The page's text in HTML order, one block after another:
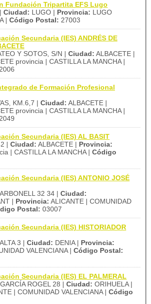
Fundación Tripartita EFS Lugo
Ciudad: LUGO | Provincia: LUGO
| Código Postal: 27003
Secundaria (IES) ANDRÉS DE
Y SOTOS, S/N | Ciudad: ALBACETE |
provincia | CASTILLA LA MANCHA |
de Formación Profesional
KM.6,7 | Ciudad: ALBACETE |
provincia | CASTILLA LA MANCHA |
Secundaria (IES) AL BASIT
| Ciudad: ALBACETE | Provincia:
| CASTILLA LA MANCHA | Código
Secundaria (IES) ANTONIO JOSÉ
32 34 | Ciudad:
| Provincia: ALICANTE | COMUNIDAD
Postal: 03007
Secundaria (IES) HISTORIADOR
3 | Ciudad: DENIA | Provincia:
VALENCIANA | Código Postal:
Secundaria (IES) EL PALMERAL
ROGEL 28 | Ciudad: ORIHUELA |
| COMUNIDAD VALENCIANA | Código